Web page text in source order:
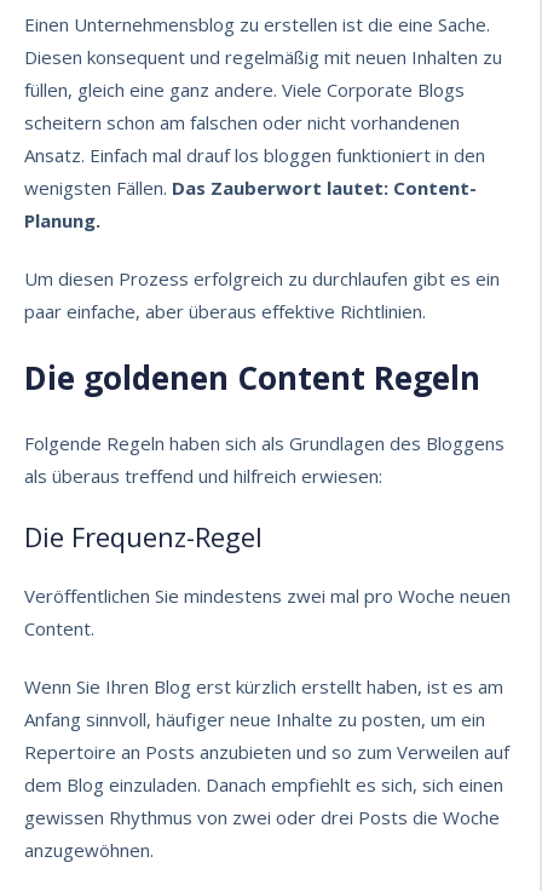
Einen Unternehmensblog zu erstellen ist die eine Sache.
Diesen konsequent und regelmäßig mit neuen Inhalten zu
füllen, gleich eine ganz andere. Viele Corporate Blogs
scheitern schon am falschen oder nicht vorhandenen
Ansatz. Einfach mal drauf los bloggen funktioniert in den
wenigsten Fällen. Das Zauberwort lautet: Content-
Planung.
Um diesen Prozess erfolgreich zu durchlaufen gibt es ein
paar einfache, aber überaus effektive Richtlinien.
Die goldenen Content Regeln
Folgende Regeln haben sich als Grundlagen des Bloggens
als überaus treffend und hilfreich erwiesen:
Die Frequenz-Regel
Veröffentlichen Sie mindestens zwei mal pro Woche neuen
Content.
Wenn Sie Ihren Blog erst kürzlich erstellt haben, ist es am
Anfang sinnvoll, häufiger neue Inhalte zu posten, um ein
Repertoire an Posts anzubieten und so zum Verweilen auf
dem Blog einzuladen. Danach empfiehlt es sich, sich einen
gewissen Rhythmus von zwei oder drei Posts die Woche
anzugewöhnen.